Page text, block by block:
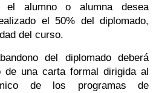
el alumno o alumna desea
el 50% del diplomado,
del curso.
del diplomado deberá
de una carta formal dirigida al
de los programas de